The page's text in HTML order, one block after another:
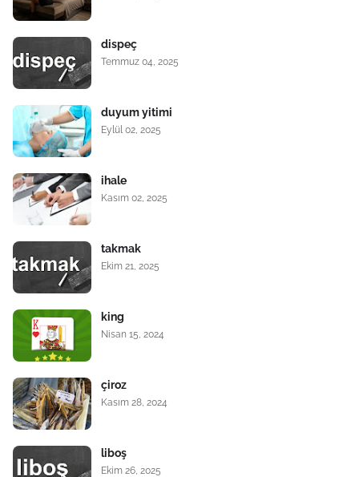
dispeç
Temmuz 04, 2025
duyum yitimi
Eylül 02, 2025
ihale
Kasım 02, 2025
takmak
Ekim 21, 2025
king
Nisan 15, 2024
çiroz
Kasım 28, 2024
liboş
Ekim 26, 2025